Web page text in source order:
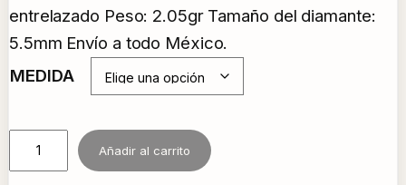
entrelazado Peso: 2.05gr Tamaño del diamante:
5.5mm Envío a todo México.
MEDIDA
n
Añadir al carrito